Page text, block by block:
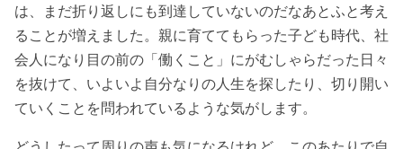
は、まだ折り返しにも到達していないのだなあとふと考え
ることが増えました。親に育ててもらった子ども時代、社
会人になり目の前の「働くこと」にがむしゃらだった日々
を抜けて、いよいよ自分なりの人生を探したり、切り開い
ていくことを問われているような気がします。